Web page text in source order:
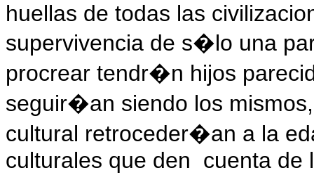
huellas de todas las
supervivencia de s�lo una
procrear tendr�n hijos
seguir�an siendo los
cultural retroceder�an a la
culturales que den cuenta de